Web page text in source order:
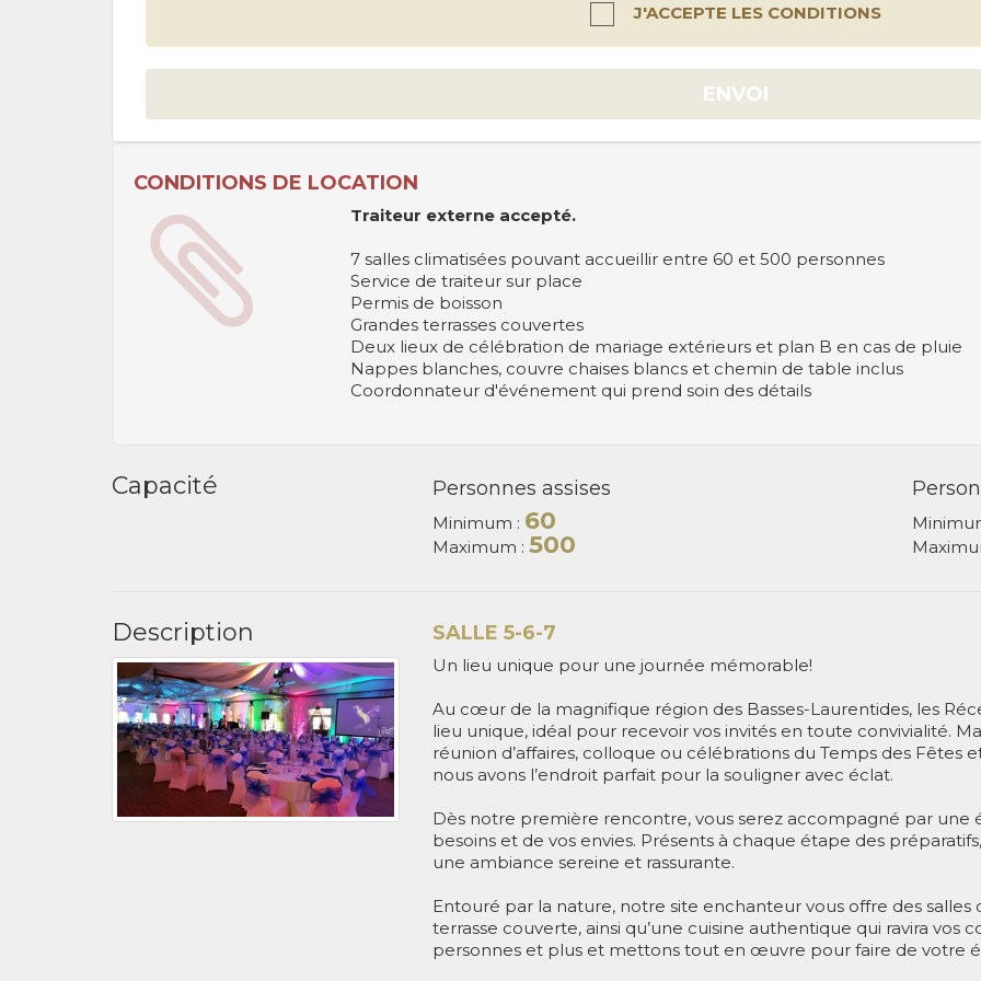
J'ACCEPTE LES CONDITIONS
ENVOI
CONDITIONS DE LOCATION
Traiteur externe accepté.
7 salles climatisées pouvant accueillir entre 60 et 500 personnes
Service de traiteur sur place
Permis de boisson
Grandes terrasses couvertes
Deux lieux de célébration de mariage extérieurs et plan B en cas de pluie
Nappes blanches, couvre chaises blancs et chemin de table inclus
Coordonnateur d'événement qui prend soin des détails
Capacité Personnes assises
Minimum : 60
Maximum : 500
Description SALLE 5-6-7
Un lieu unique pour une journée mémorable!
Au cœur de la magnifique région des Basses-Laurentides, les
lieu unique, idéal pour recevoir vos invités en toute convivialité.
réunion d’affaires, colloque ou célébrations du Temps des Fêtes
nous avons l’endroit parfait pour la souligner avec éclat.
Dès notre première rencontre, vous serez accompagné par une
besoins et de vos envies. Présents à chaque étape des
une ambiance sereine et rassurante.
Entouré par la nature, notre site enchanteur vous offre des salles
terrasse couverte, ainsi qu’une cuisine authentique qui ravira vos
personnes et plus et mettons tout en œuvre pour faire de votre